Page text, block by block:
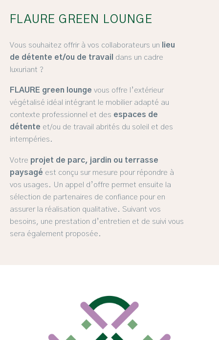
FLAURE GREEN LOUNGE
Vous souhaitez offrir à vos collaborateurs un
lieu
de détente et/ou de travail
dans un cadre
luxuriant ?
FLAURE green lounge vous offre l’extérieur
végétalisé idéal intégrant le mobilier adapté au
contexte professionnel et des espaces de
détente et/ou de travail abrités du soleil et des
intempéries.
Votre projet de parc, jardin ou terrasse
paysagé est conçu sur mesure pour répondre à
vos usages. Un appel d’offre permet ensuite la
sélection de partenaires de confiance pour en
assurer la réalisation qualitative. Suivant vos
besoins, une prestation d’entretien et de suivi vous
sera également proposée.